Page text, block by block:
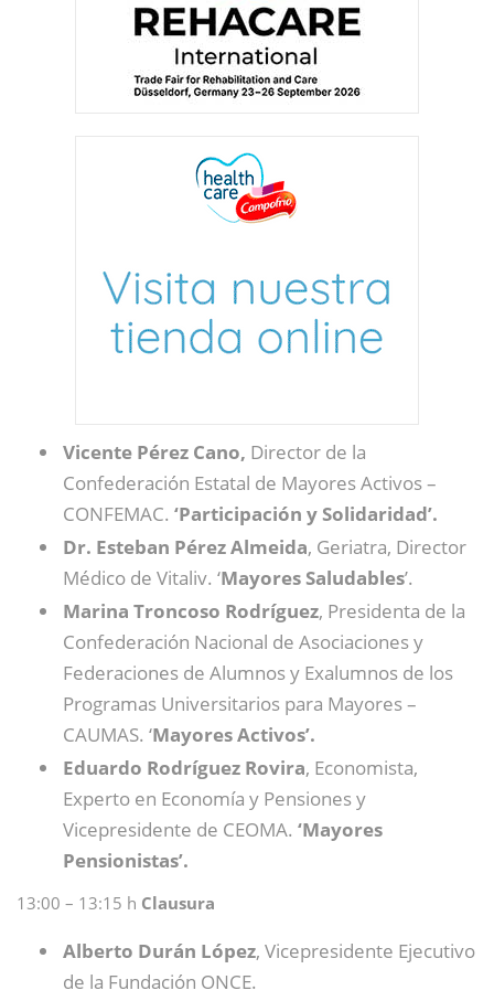
Vicente Pérez Cano, Director de la
Confederación Estatal de Mayores Activos –
CONFEMAC. ‘Participación y Solidaridad’.
Dr. Esteban Pérez Almeida, Geriatra, Director
Médico de Vitaliv. ‘MayoresSaludables’.
Marina Troncoso Rodríguez, Presidenta de la
Confederación Nacional de Asociaciones y
Federaciones de Alumnos y Exalumnos de los
Programas Universitarios para Mayores –
CAUMAS. ‘Mayores Activos’.
Eduardo Rodríguez Rovira, Economista,
Experto en Economía y Pensiones y
Vicepresidente de CEOMA. ‘Mayores
Pensionistas’.
13:00 – 13:15 h Clausura
Alberto Durán López, Vicepresidente Ejecutivo
de la Fundación ONCE.